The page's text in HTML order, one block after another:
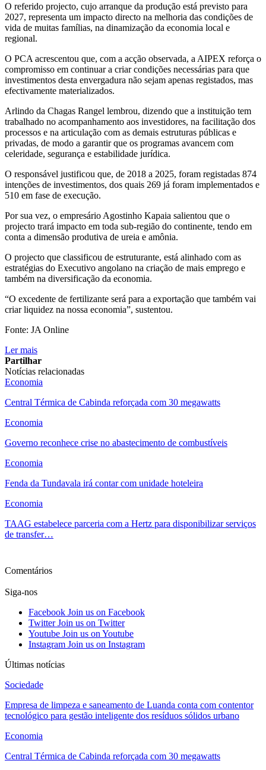
O referido projecto, cujo arranque da produção está previsto para
2027, representa um impacto directo na melhoria das condições de
vida de muitas famílias, na dinamização da economia local e
regional.
O PCA acrescentou que, com a acção observada, a AIPEX reforça o
compromisso em continuar a criar condições necessárias para que
investimentos desta envergadura não sejam apenas registados, mas
efectivamente materializados.
Arlindo da Chagas Rangel lembrou, dizendo que a instituição tem
trabalhado no acompanhamento aos investidores, na facilitação dos
processos e na articulação com as demais estruturas públicas e
privadas, de modo a garantir que os programas avancem com
celeridade, segurança e estabilidade jurídica.
O responsável justificou que, de 2018 a 2025, foram registadas 874
intenções de investimentos, dos quais 269 já foram implementados e
510 em fase de execução.
Por sua vez, o empresário Agostinho Kapaia salientou que o
projecto trará impacto em toda sub-região do continente, tendo em
conta a dimensão produtiva de ureia e amônia.
O projecto que classificou de estruturante, está alinhado com as
estratégias do Executivo angolano na criação de mais emprego e
também na diversificação da economia.
“O excedente de fertilizante será para a exportação que também vai
criar liquidez na nossa economia”, sustentou.
Fonte: JA Online
Ler mais
Partilhar
Notícias relacionadas
Economia
Central Térmica de Cabinda reforçada com 30 megawatts
Economia
Governo reconhece crise no abastecimento de combustíveis
Economia
Fenda da Tundavala irá contar com unidade hoteleira
Economia
TAAG estabelece parceria com a Hertz para disponibilizar serviços
de transfer…
Comentários
Siga-nos
Facebook Join us on Facebook
Twitter Join us on Twitter
Youtube Join us on Youtube
Instagram Join us on Instagram
Últimas notícias
Sociedade
Empresa de limpeza e saneamento de Luanda conta com contentor
tecnológico para gestão inteligente dos resíduos sólidos urbano
Economia
Central Térmica de Cabinda reforçada com 30 megawatts